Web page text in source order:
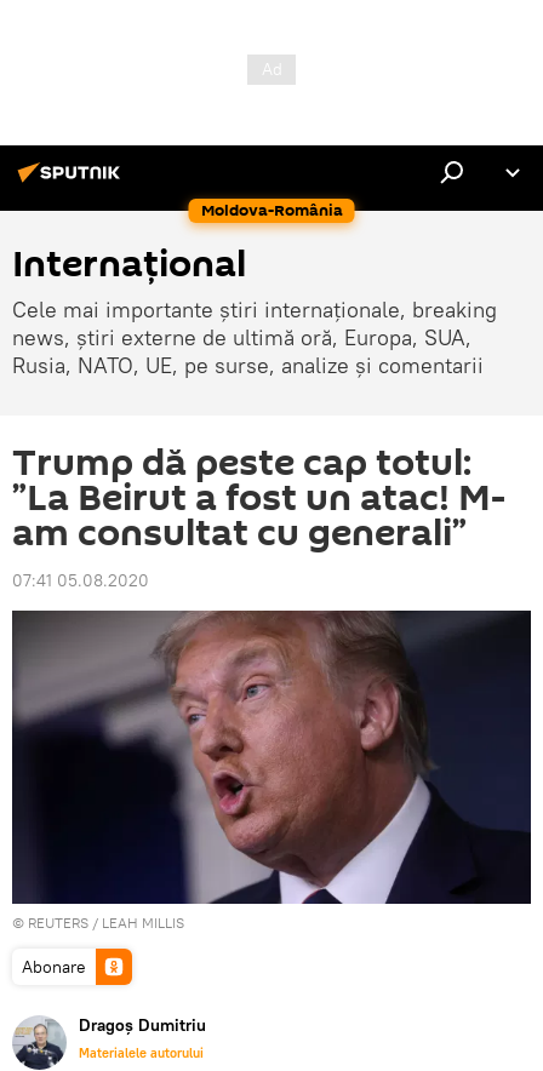
Moldova-România
Internaţional
Cele mai importante știri internaționale, breaking
news, știri externe de ultimă oră, Europa, SUA,
Rusia, NATO, UE, pe surse, analize și comentarii
Trump dă peste cap totul:
”La Beirut a fost un atac! M-
am consultat cu generali”
07:41 05.08.2020
© REUTERS / LEAH MILLIS
Abonare
Dragoș Dumitriu
Materialele autorului